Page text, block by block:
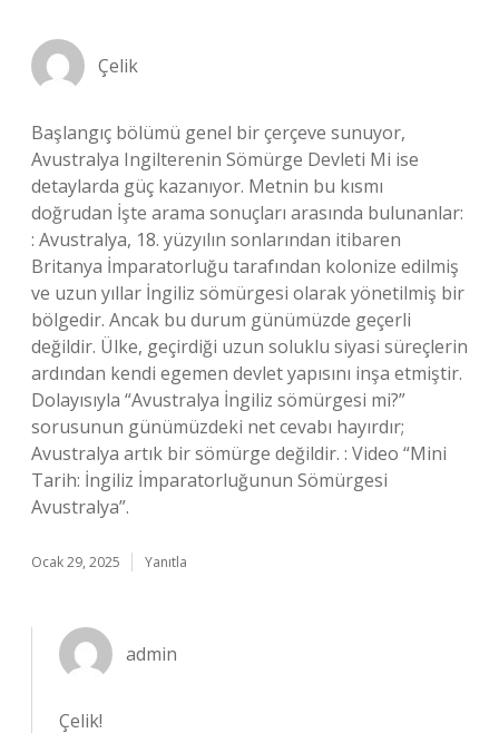
Çelik
Başlangıç bölümü genel bir çerçeve sunuyor,
Avustralya Ingilterenin Sömürge Devleti Mi ise
detaylarda güç kazanıyor. Metnin bu kısmı
doğrudan İşte arama sonuçları arasında bulunanlar:
: Avustralya, 18. yüzyılın sonlarından itibaren
Britanya İmparatorluğu tarafından kolonize edilmiş
ve uzun yıllar İngiliz sömürgesi olarak yönetilmiş bir
bölgedir. Ancak bu durum günümüzde geçerli
değildir. Ülke, geçirdiği uzun soluklu siyasi süreçlerin
ardından kendi egemen devlet yapısını inşa etmiştir.
Dolayısıyla “Avustralya İngiliz sömürgesi mi?”
sorusunun günümüzdeki net cevabı hayırdır;
Avustralya artık bir sömürge değildir. : Video “Mini
Tarih: İngiliz İmparatorluğunun Sömürgesi
Avustralya”.
Ocak 29, 2025 Yanıtla
admin
Çelik!